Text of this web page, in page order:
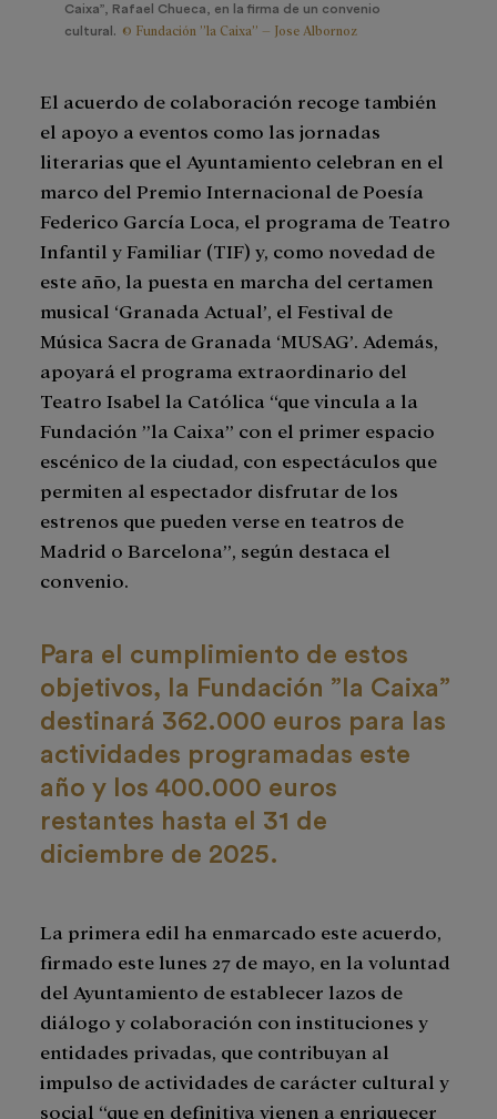
Caixa”, Rafael Chueca, en la firma de un convenio
cultural. © Fundación ”la Caixa” – Jose Albornoz
El acuerdo de colaboración recoge también
el apoyo a eventos como las jornadas
literarias que el Ayuntamiento celebran en el
marco del Premio Internacional de Poesía
Federico García Loca, el programa de Teatro
Infantil y Familiar (TIF) y, como novedad de
este año, la puesta en marcha del certamen
musical ‘Granada Actual’, el Festival de
Música Sacra de Granada ‘MUSAG’. Además,
apoyará el programa extraordinario del
Teatro Isabel la Católica “que vincula a la
Fundación ”la Caixa” con el primer espacio
escénico de la ciudad, con espectáculos que
permiten al espectador disfrutar de los
estrenos que pueden verse en teatros de
Madrid o Barcelona”, según destaca el
convenio.
Para el cumplimiento de estos
objetivos, la Fundación ”la Caixa”
destinará 362.000 euros para las
actividades programadas este
año y los 400.000 euros
restantes hasta el 31 de
diciembre de 2025.
La primera edil ha enmarcado este acuerdo,
firmado este lunes 27 de mayo, en la voluntad
del Ayuntamiento de establecer lazos de
diálogo y colaboración con instituciones y
entidades privadas, que contribuyan al
impulso de actividades de carácter cultural y
social “que en definitiva vienen a enriquecer